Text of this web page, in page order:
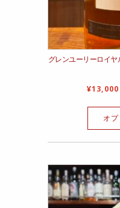
グレンユーリーロイ
¥13,000
オ